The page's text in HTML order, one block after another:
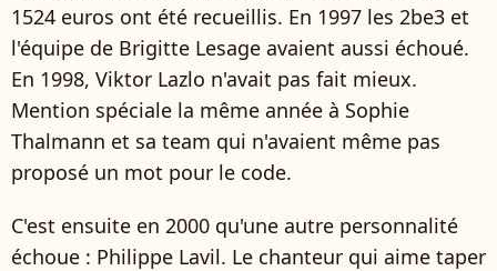
1524 euros ont été recueillis. En 1997 les 2be3 et
l'équipe de Brigitte Lesage avaient aussi échoué.
En 1998, Viktor Lazlo n'avait pas fait mieux.
Mention spéciale la même année à Sophie
Thalmann et sa team qui n'avaient même pas
proposé un mot pour le code.
C'est ensuite en 2000 qu'une autre personnalité
échoue : Philippe Lavil. Le chanteur qui aime taper